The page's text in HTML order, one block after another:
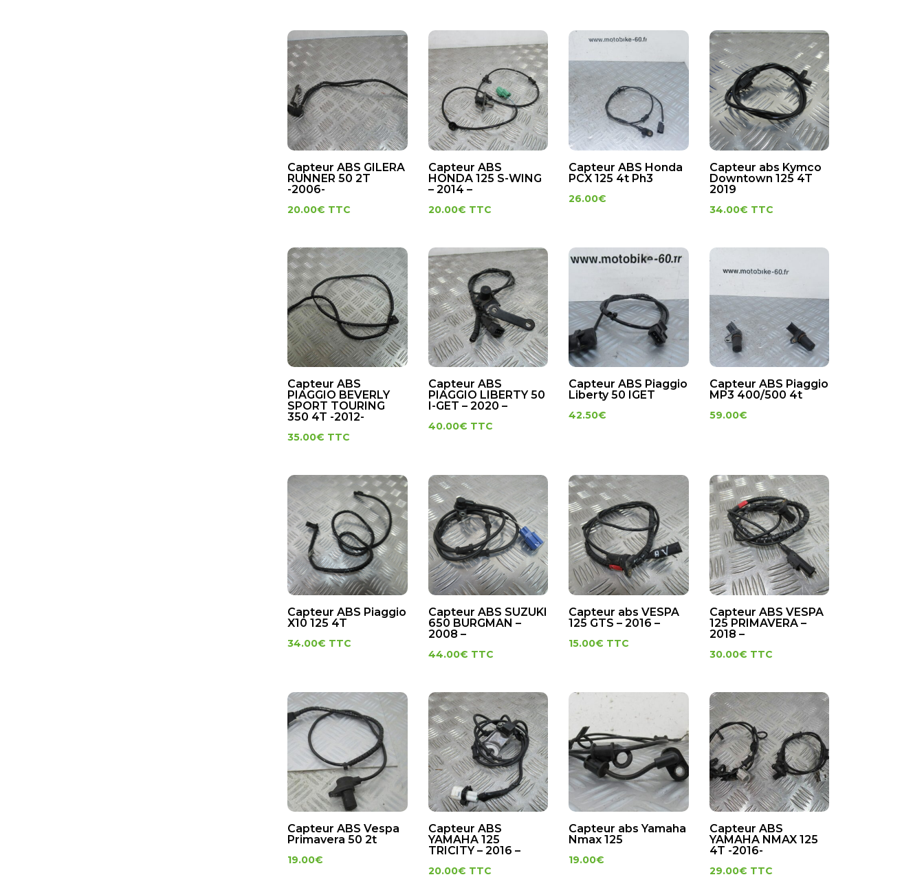
Capteur ABS GILERA
RUNNER 50 2T
-2006-
20.00€ TTC
Capteur ABS
HONDA 125 S-WING
– 2014 –
20.00€ TTC
Capteur ABS Honda
PCX 125 4t Ph3
26.00€
Capteur abs Kymco
Downtown 125 4T
2019
34.00€ TTC
Capteur ABS
PIAGGIO BEVERLY
SPORT TOURING
350 4T -2012-
35.00€ TTC
Capteur ABS
PIAGGIO LIBERTY 50
I-GET – 2020 –
40.00€ TTC
Capteur ABS Piaggio
Liberty 50 IGET
42.50€
Capteur ABS Piaggio
MP3 400/500 4t
59.00€
Capteur ABS Piaggio
X10 125 4T
34.00€ TTC
Capteur ABS SUZUKI
650 BURGMAN –
2008 –
44.00€ TTC
Capteur abs VESPA
125 GTS – 2016 –
15.00€ TTC
Capteur ABS VESPA
125 PRIMAVERA –
2018 –
30.00€ TTC
Capteur ABS Vespa
Primavera 50 2t
19.00€
Capteur ABS
YAMAHA 125
TRICITY – 2016 –
20.00€ TTC
Capteur abs Yamaha
Nmax 125
19.00€
Capteur ABS
YAMAHA NMAX 125
4T -2016-
29.00€ TTC